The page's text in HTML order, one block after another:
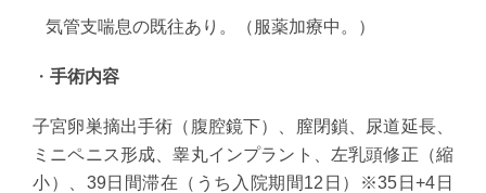
気管支喘息の既往あり。（服薬加療中。）
・ 手術内容
子宮卵巣摘出手術（腹腔鏡下）、膣閉鎖、尿道延長、
ミニペニス形成、睾丸インプラント、左乳頭修正（縮
小）、39日間滞在（うち入院期間12日）※35日+4日